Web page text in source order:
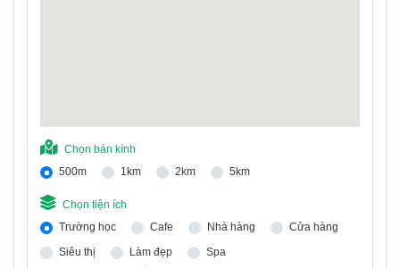
Chọn bán kính
500m
1km 2km 5km
Chọn tiện ích
Trường học
Cafe Nhà hàng
Cửa hàng
Siêu thị
Làm đẹp
Spa